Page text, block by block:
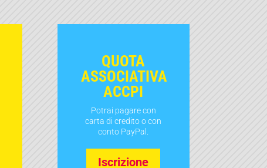
QUOTA
ASSOCIATIVA
ACCPI
Potrai pagare con
carta di credito o con
conto PayPal.
Iscrizione